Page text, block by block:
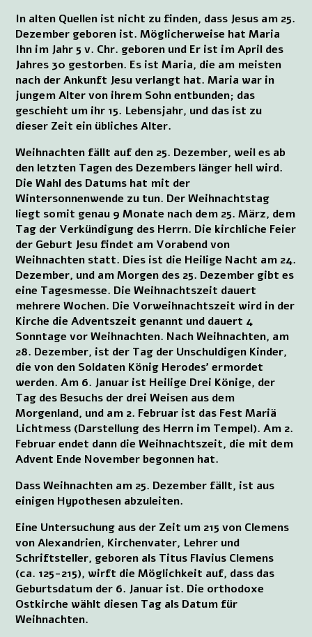
In alten Quellen ist nicht zu finden, dass Jesus am 25.
Dezember geboren ist. Möglicherweise hat Maria
Ihn im Jahr 5 v. Chr. geboren und Er ist im April des
Jahres 30 gestorben. Es ist Maria, die am meisten
nach der Ankunft Jesu verlangt hat. Maria war in
jungem Alter von ihrem Sohn entbunden; das
geschieht um ihr 15. Lebensjahr, und das ist zu
dieser Zeit ein übliches Alter.
Weihnachten fällt auf den 25. Dezember, weil es ab
den letzten Tagen des Dezembers länger hell wird.
Die Wahl des Datums hat mit der
Wintersonnenwende zu tun. Der Weihnachtstag
liegt somit genau 9 Monate nach dem 25. März, dem
Tag der Verkündigung des Herrn. Die kirchliche Feier
der Geburt Jesu findet am Vorabend von
Weihnachten statt. Dies ist die Heilige Nacht am 24.
Dezember, und am Morgen des 25. Dezember gibt es
eine Tagesmesse. Die Weihnachtszeit dauert
mehrere Wochen. Die Vorweihnachtszeit wird in der
Kirche die Adventszeit genannt und dauert 4
Sonntage vor Weihnachten. Nach Weihnachten, am
28. Dezember, ist der Tag der Unschuldigen Kinder,
die von den Soldaten König Herodes' ermordet
werden. Am 6. Januar ist Heilige Drei Könige, der
Tag des Besuchs der drei Weisen aus dem
Morgenland, und am 2. Februar ist das Fest Mariä
Lichtmess (Darstellung des Herrn im Tempel). Am 2.
Februar endet dann die Weihnachtszeit, die mit dem
Advent Ende November begonnen hat.
Dass Weihnachten am 25. Dezember fällt, ist aus
einigen Hypothesen abzuleiten.
Eine Untersuchung aus der Zeit um 215 von Clemens
von Alexandrien, Kirchenvater, Lehrer und
Schriftsteller, geboren als Titus Flavius Clemens
(ca. 125-215), wirft die Möglichkeit auf, dass das
Geburtsdatum der 6. Januar ist. Die orthodoxe
Ostkirche wählt diesen Tag als Datum für
Weihnachten.